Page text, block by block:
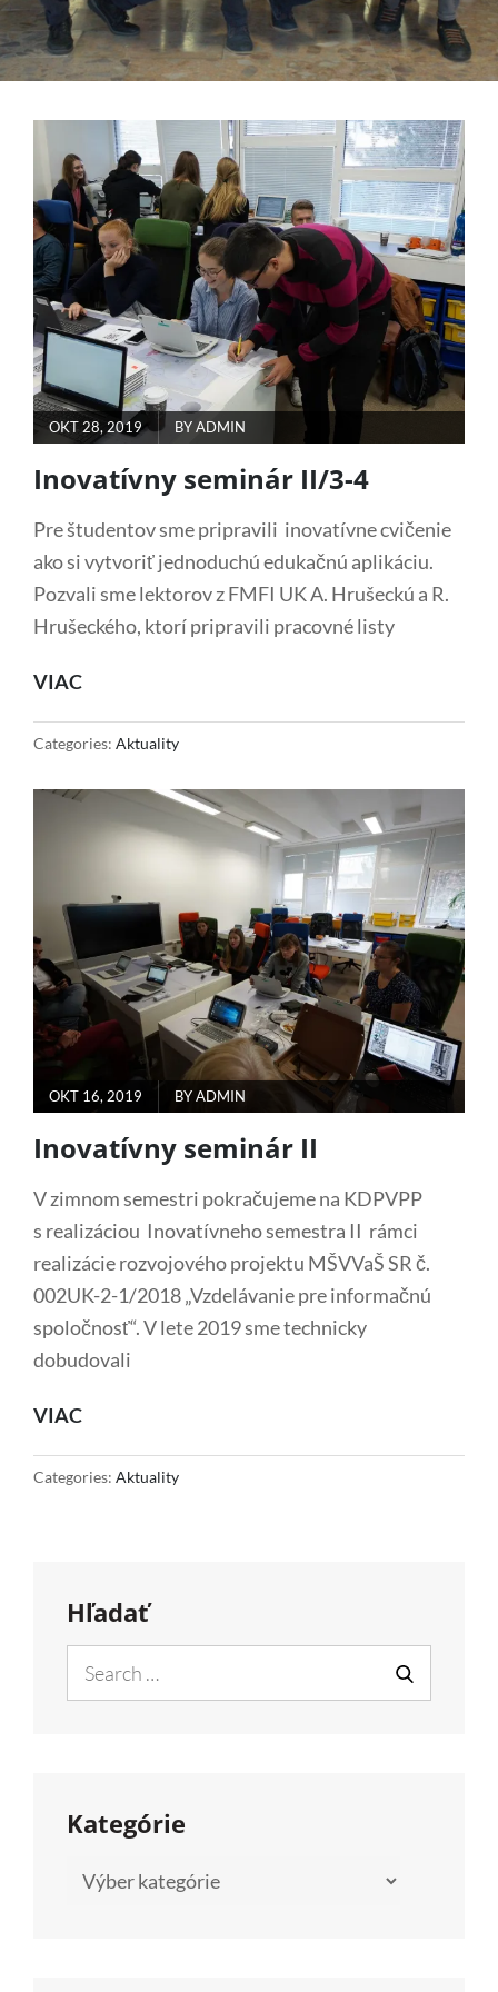
POSTED
ON
OKT 28, 2019 BYADMIN
Inovatívny seminár II/3-4
Pre študentov sme pripravili inovatívne cvičenie
ako si vytvoriť jednoduchú edukačnú aplikáciu.
Pozvali sme lektorov z FMFI UK A. Hrušeckú a R.
Hrušeckého, ktorí pripravili pracovné listy
VIACINOVATÍVNY
II/3-
Categories: Aktuality
POSTED
ON
OKT 16, 2019 BYADMIN
Inovatívny seminár II
V zimnom semestri pokračujeme na KDPVPP
s realizáciou Inovatívneho semestra II rámci
realizácie rozvojového projektu MŠVVaŠ SR č.
002UK-2-1/2018 „Vzdelávanie pre informačnú
spoločnosť“. V lete 2019 sme technicky
dobudovali
VIACINOVATÍVNY
II
Categories: Aktuality
Hľadať
for:
SEARCH
Kategórie
Kategórie